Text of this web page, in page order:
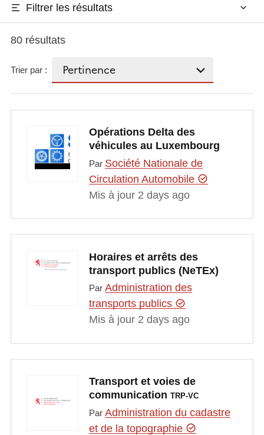
Filtrer les résultats
80 résultats
Trier par :
Opérations Delta des
véhicules au Luxembourg
Par Société Nationale de
Circulation Automobile
Mis à jour 2 days ago
Horaires et arrêts des
transport publics (NeTEx)
Par Administration des
transports publics
Mis à jour 2 days ago
Transport et voies de
communication TRP-VC
Par Administration du cadastre
et de la topographie